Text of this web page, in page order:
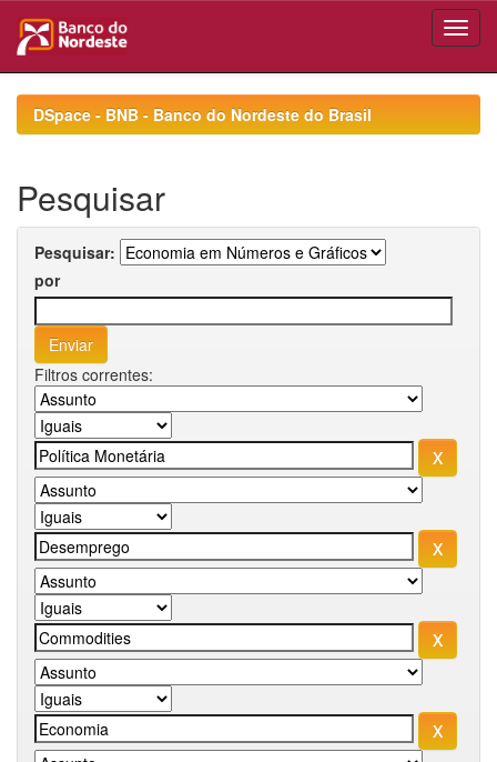
navigationDSpace - BNB - Banco do Nordeste do Brasil
Pesquisar
Pesquisar:
por
Filtros correntes: